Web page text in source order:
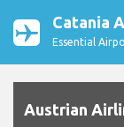
Catania
Essential
Austrian